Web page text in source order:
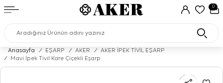
0
Anasayfa / EŞARP / AKER /
AKER İPEK TİVİL EŞARP
/
Mavi İpek Tivil Kare Çiçekli Eşarp